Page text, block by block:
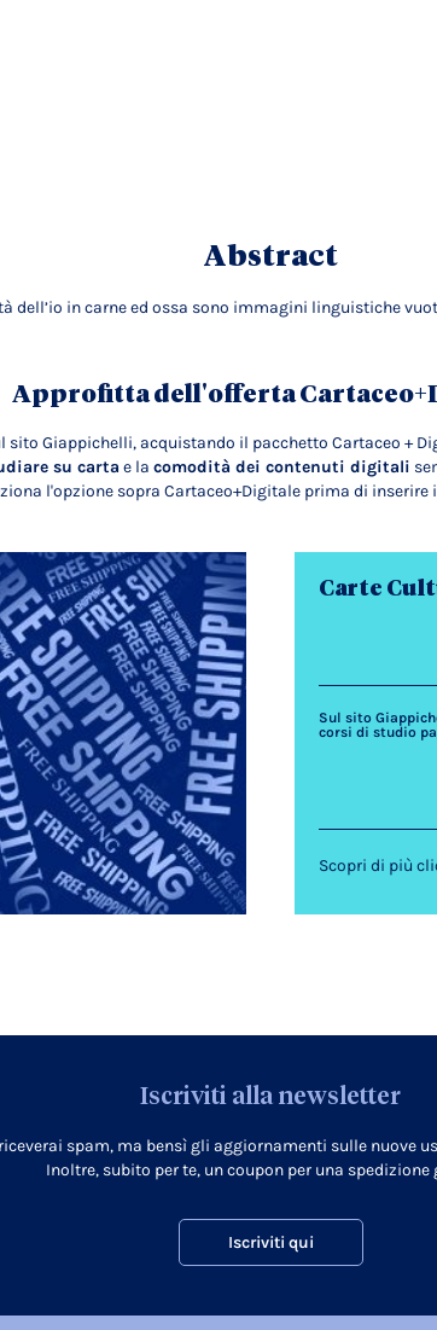
Abstract
in carne ed ossa sono immagini linguistiche
Approfitta dell'offerta
sito Giappichelli, acquistando il pacchetto Cartaceo +
su carta e la comodità dei contenuti digitali
l'opzione sopra Cartaceo+Digitale prima di inserire
Carte
Sul sito
corsi di studio
Scopri di più
Iscriviti alla newsletter
spam, ma bensì gli aggiornamenti sulle nuove
Inoltre, subito per te, un coupon per una
Iscriviti qui